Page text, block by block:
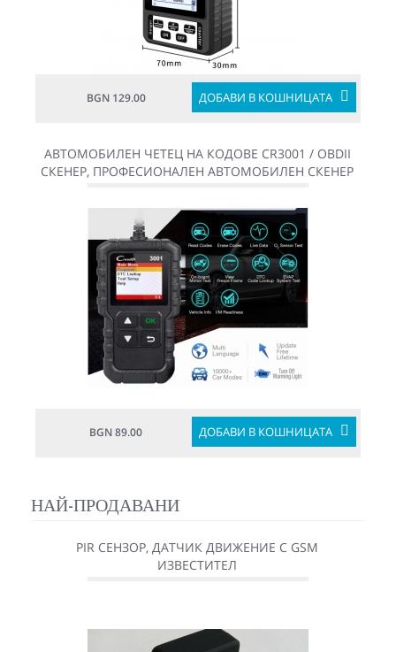
ДОБАВИ В КОШНИЦАТА
BGN 129.00
АВТОМОБИЛЕН ЧЕТЕЦ НА КОДОВЕ CR3001 / OBDII
СКЕНЕР, ПРОФЕСИОНАЛЕН АВТОМОБИЛЕН СКЕНЕР
ДОБАВИ В КОШНИЦАТА
BGN 89.00
НАЙ-ПРОДАВАНИ
PIR СЕНЗОР, ДАТЧИК ДВИЖЕНИЕ С GSM
ИЗВЕСТИТЕЛ